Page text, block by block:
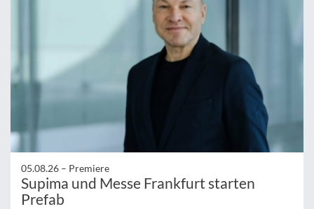
05.08.26 – Premiere
Supima und Messe Frankfurt starten
Prefab